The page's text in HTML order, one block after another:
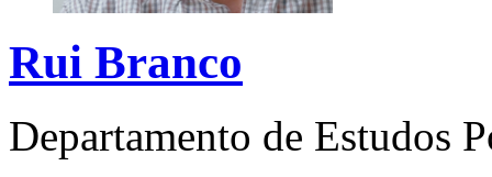
Rui Branco
Departamento de Estudos